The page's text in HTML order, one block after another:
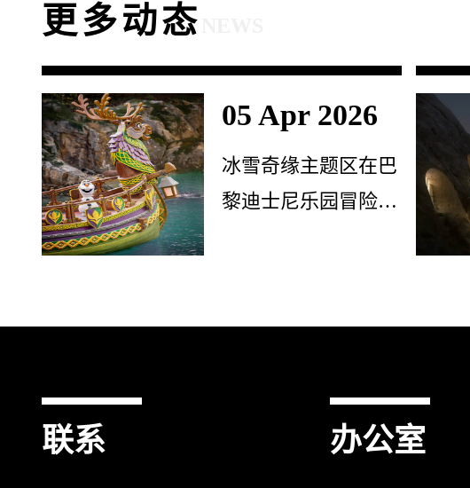
联系 办公室
更多动态
05 Apr 2026
冰雪奇缘主题区在巴
黎迪士尼乐园冒险世